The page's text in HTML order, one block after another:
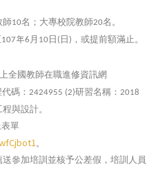
師10名；大專校院教師20名。
107年6 月 10 日 ( 日 ) ，或提前額滿止。
全國教師在職進修資訊網
碼： 2424955 (2)研習名稱： 2018
與設計。
單
。
參加培訓並核予公差假，培訓人員